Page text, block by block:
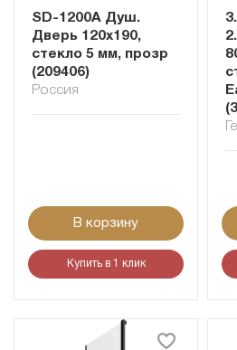
SD-1200A Душ.
Дверь 120x190,
стекло 5 мм, прозр
(209406)
Россия
В корзину
Купить в 1 клик